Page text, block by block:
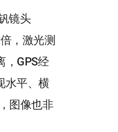
镜头
，激光测
，GPS经
水平、横
图像也非